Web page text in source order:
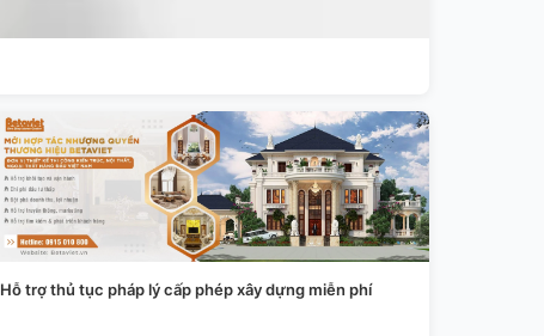
Hỗ trợ thủ tục pháp lý cấp phép xây dựng miễn phí